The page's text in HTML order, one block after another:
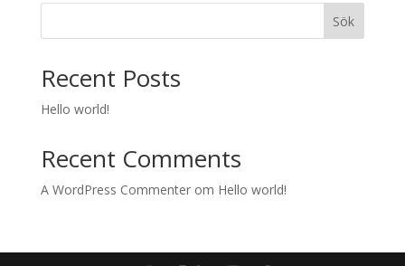
Sök
Recent Posts
Hello world!
Recent Comments
A WordPress Commenterom Hello world!